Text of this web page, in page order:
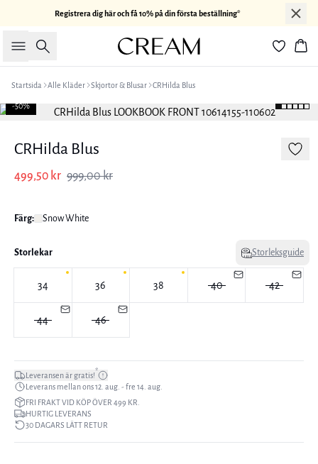
Registrera dig här och få 10% på din första beställning*
Sök
Startsida Alle Kläder Skjortor & Blusar CRHilda Blus
-50%
CRHilda Blus
499,50 kr 999,00 kr
Färg: Snow White
Storlekar Storleksguide
34 36 38 40 42
44 46
Leveransen är gratis!*
Leverans mellan ons 12. aug. - fre 14. aug.
FRI FRAKT VID KÖP ÖVER 499 KR.
HURTIG LEVERANS
30 DAGARS LÄTT RETUR